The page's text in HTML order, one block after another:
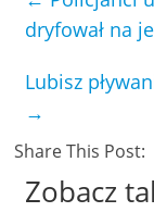
dryfował na
Lubisz
→
Share This Post:
Zobacz